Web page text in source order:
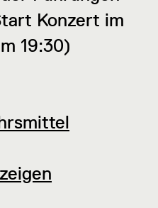
Konzert im
19:30)